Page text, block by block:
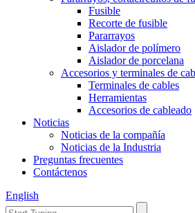
Fusible
Recorte de fusible
Pararrayos
Aislador de polímero
Aislador de porcelana
Accesorios y terminales de
Terminales de cables
Herramientas
Accesorios de cableado
Noticias
Noticias de la compañía
Noticias de la Industria
Preguntas frecuentes
Contáctenos
English